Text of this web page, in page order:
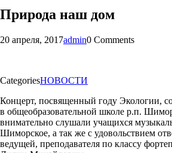
Природа наш дом
20 апреля, 2017admin0 Comments
CategoriesНОВОСТИ
Концерт, посвященный году Экологии,
в общеобразовательной школе р.п.
внимательно слушали учащихся
Шиморское, а так же с удовольствием
ведущей, преподавателя по классу